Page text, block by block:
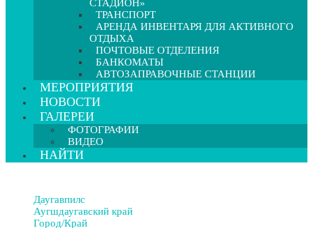
СТАДИОН»
ТРАНСПОРТ
АРЕНДА ИНВЕНТАРЯ ДЛЯ АКТИВНОГО
ОТДЫХА
ПОЧТОВЫЕ ОТДЕЛЕНИЯ
БАНКОМАТЫ
АВТОЗАПРАВОЧНЫЕ СТАНЦИИ
МЕРОПРИЯТИЯ
НОВОСТИ
ГАЛЕРЕИ
ФОТОГРАФИИ
ВИДЕО
НАЙТИ
Даугавпилс
Аугшдаугавский край
Город/Край